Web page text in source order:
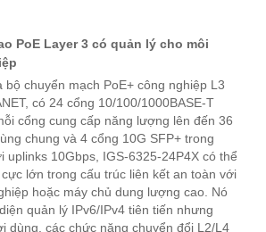
PoE Layer 3 có quản lý cho môi
bộ chuyển mạch PoE+ công nghiệp L3
có 24 cổng 10/100/1000BASE-T
cổng cung cấp năng lượng lên đến 36
chung và 4 cổng 10G SFP+ trong
uplinks 10Gbps, IGS-6325-24P4X có thể
lớn trong cấu trúc liên kết an toàn với
hoặc máy chủ dung lượng cao. Nó
quản lý IPv6/IPv4 tiên tiến nhưng
dùng, các chức năng chuyển đổi L2/L4